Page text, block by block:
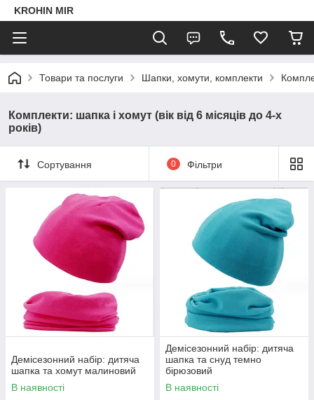
KROHIN MIR
Товари та послуги Шапки, хомути, комплекти
Комплекти: шапка і хомут (вік від 6 місяців до 4-х
років)
Сортування 0 Фільтри
Демісезонний набір: дитяча
шапка та хомут малиновий
В наявності
Демісезонний набір: дитяча
шапка та снуд темно
бірюзовий
В наявності